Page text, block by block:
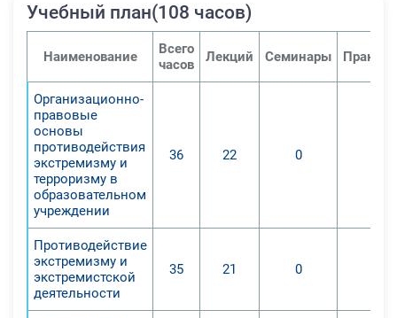
Учебный план(108 часов)
Наименование
Всего
часов
Лекций Семинары
Организационно-
правовые
основы
противодействия
экстремизму и
терроризму в
образовательном
учреждении
36 22 0
Противодействие
экстремизму и
экстремистской
деятельности
35 21 0